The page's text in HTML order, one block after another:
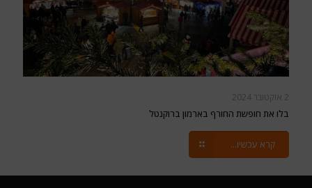
2 אוקטובר 2024
בלו את חופשת החורף בארמון ברוקנטל
קרא עכשיו...